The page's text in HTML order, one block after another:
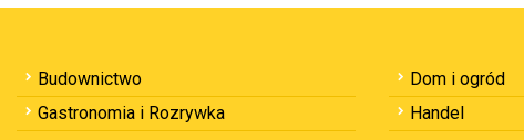
Budownictwo Dom i ogród
Gastronomia i Rozrywka
Handel